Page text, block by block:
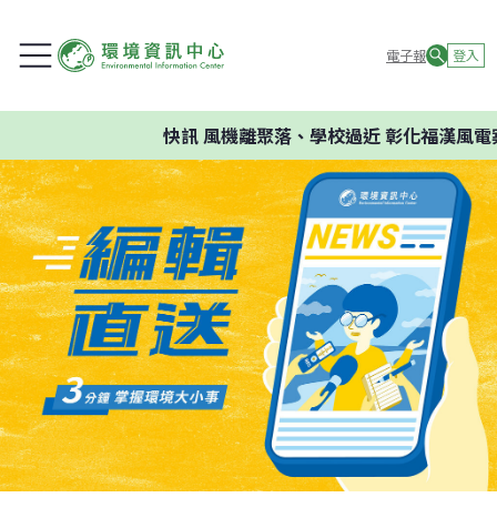
電子報 登入
快訊風機離聚落、學校過近 彰化福漢風電